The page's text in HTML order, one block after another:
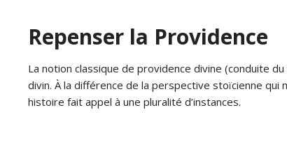
Repenser la Providence
La notion classique de providence divine (conduite
divin. À la différence de la perspective stoïcienne
histoire fait appel à une pluralité d’instances.